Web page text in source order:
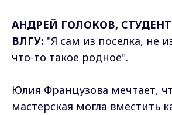
АНДРЕЙ ГОЛОКОВ,
ВЛГУ: "Я сам из поселка, не
что-то такое родное".
Юлия Французова мечтает,
мастерская могла вместить